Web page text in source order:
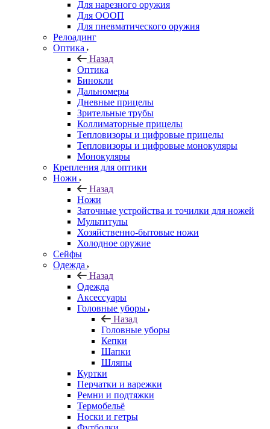
Для нарезного оружия
Для ОООП
Для пневматического оружия
Релоадинг
Оптика
Назад
Оптика
Бинокли
Дальномеры
Дневные прицелы
Зрительные трубы
Коллиматорные прицелы
Тепловизоры и цифровые прицелы
Тепловизоры и цифровые монокуляры
Монокуляры
Крепления для оптики
Ножи
Назад
Ножи
Заточные устройства и точилки для ножей
Мультитулы
Хозяйственно-бытовые ножи
Холодное оружие
Сейфы
Одежда
Назад
Одежда
Аксессуары
Головные уборы
Назад
Головные уборы
Кепки
Шапки
Шляпы
Куртки
Перчатки и варежки
Ремни и подтяжки
Термобельё
Носки и гетры